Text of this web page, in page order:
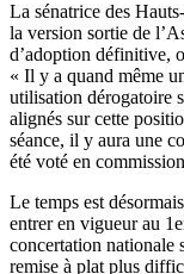
La sénatrice des
la version sortie de
d’adoption définitive,
« Il y a quand même
utilisation dérogatoire
alignés sur cette
séance, il y aura une
été voté en
Le temps est
entrer en vigueur au
concertation nationale
remise à plat plus